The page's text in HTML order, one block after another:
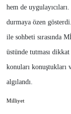
hem de
durmaya özen
ile sohbeti sırasında
üstünde tutması
konuları konuştukları
algılandı.
Milliyet